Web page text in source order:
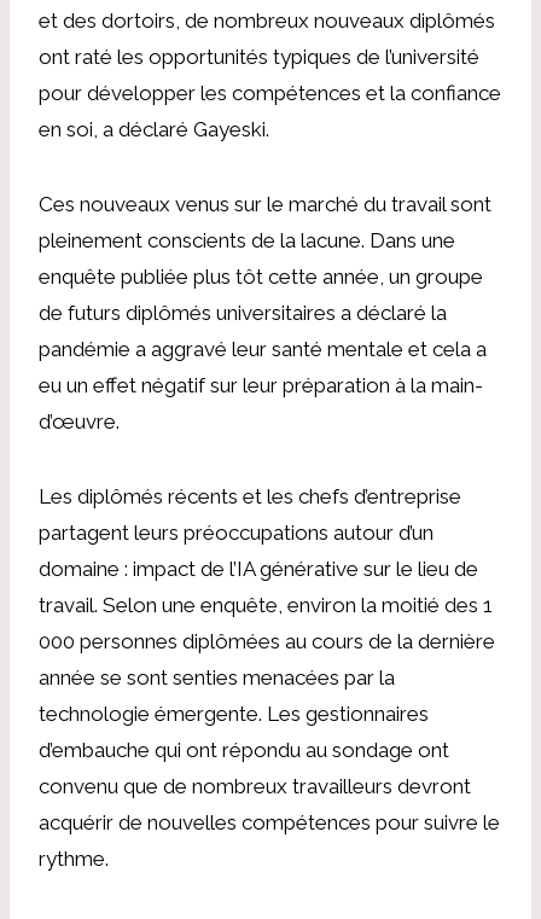
et des dortoirs, de nombreux nouveaux diplômés
ont raté les opportunités typiques de l’université
pour développer les compétences et la confiance
en soi, a déclaré Gayeski.
Ces nouveaux venus sur le marché du travail sont
pleinement conscients de la lacune. Dans une
enquête publiée plus tôt cette année, un groupe
de futurs diplômés universitaires a déclaré la
pandémie a aggravé leur santé mentale et cela a
eu un effet négatif sur leur préparation à la main-
d’œuvre.
Les diplômés récents et les chefs d’entreprise
partagent leurs préoccupations autour d’un
domaine : impact de l’IA générative sur le lieu de
travail. Selon une enquête, environ la moitié des 1
000 personnes diplômées au cours de la dernière
année se sont senties menacées par la
technologie émergente. Les gestionnaires
d’embauche qui ont répondu au sondage ont
convenu que de nombreux travailleurs devront
acquérir de nouvelles compétences pour suivre le
rythme.